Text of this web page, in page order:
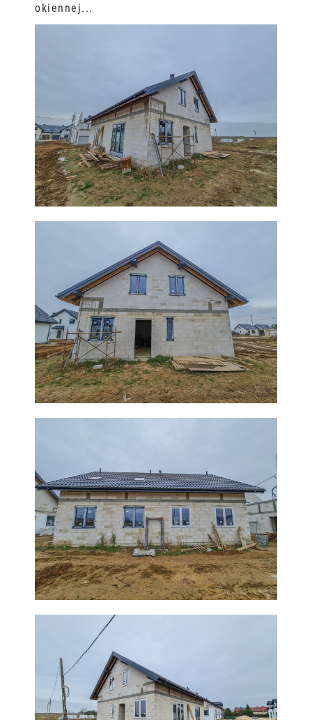
okiennej...